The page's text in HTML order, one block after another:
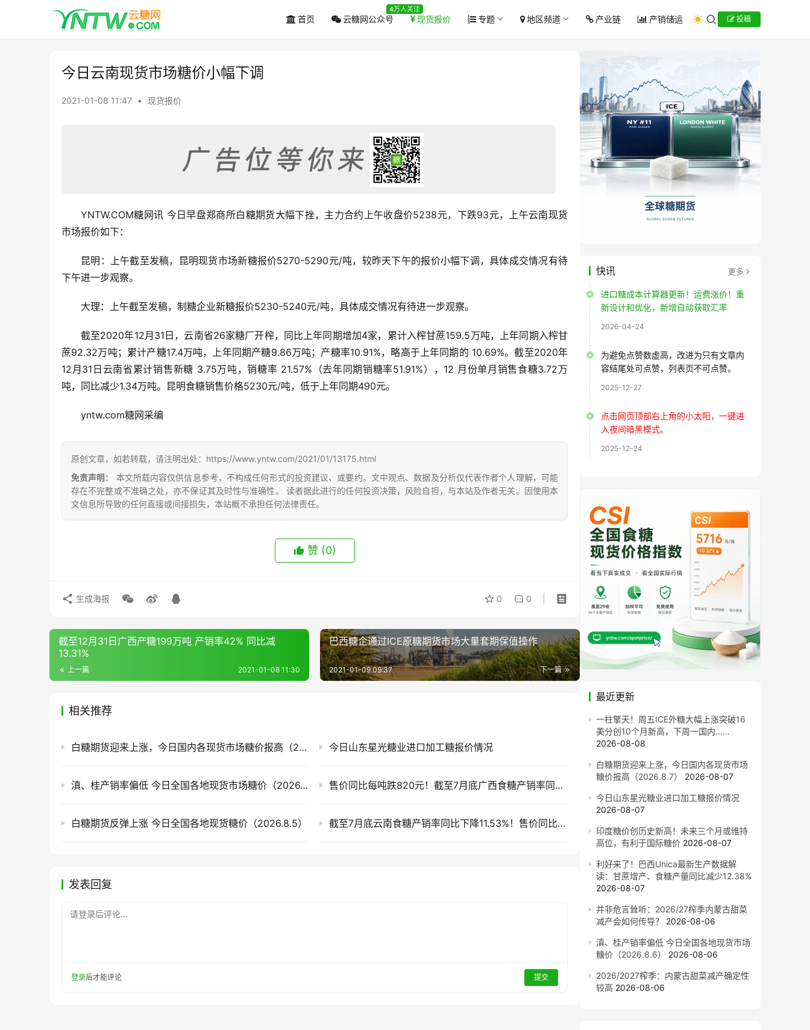
首页 云糖网公众号
4万人关注
现货报价 专题 地区频道 产业链 产销储运 投稿
今日云南现货市场糖价小幅下调
2021-01-08 11:47 • 现货报价
YNTW.COM糖网讯 今日早盘郑商所白糖期货大幅下挫，主力合约上午收盘价5238元，下跌93元，上午云南现货
市场报价如下：
昆明：上午截至发稿，昆明现货市场新糖报价5270-5290元/吨，较昨天下午的报价小幅下调，具体成交情况有待
下午进一步观察。
大理：上午截至发稿，制糖企业新糖报价5230-5240元/吨，具体成交情况有待进一步观察。
截至2020年12月31日，云南省26家糖厂开榨，同比上年同期增加4家，累计入榨甘蔗159.5万吨，上年同期入榨甘
蔗92.32万吨；累计产糖17.4万吨，上年同期产糖9.86万吨；产糖率10.91%，略高于上年同期的 10.69%。截至2020年
12月31日云南省累计销售新糖 3.75万吨，销糖率 21.57%（去年同期销糖率51.91%），12 月份单月销售食糖3.72万
吨，同比减少1.34万吨。昆明食糖销售价格5230元/吨，低于上年同期490元。
yntw.com糖网采编
原创文章，如若转载，请注明出处：https://www.yntw.com/2021/01/13175.html
免责声明：
本文所载内容仅供信息参考，不构成任何形式的投资建议、或要约。文中观点、数据及分析仅代表作者个人理解，可能
存在不完整或不准确之处，亦不保证其及时性与准确性。 读者据此进行的任何投资决策，风险自担，与本站及作者无关。因使用本
文信息所导致的任何直接或间接损失，本站概不承担任何法律责任。
赞 (0)
0 0
生成海报
截至12月31日广西产糖199万吨 产销率42% 同比减
13.31%
上一篇 2021-01-08 11:30
巴西糖企通过ICE原糖期货市场大量套期保值操作
下一篇
2021-01-09 09:37
相关推荐
白糖期货迎来上涨，今日国内各现货市场糖价报高（2026.8.7） 今日山东星光糖业进口加工糖报价情况
滇、桂产销率偏低 今日全国各地现货市场糖价（2026.8.6） 售价同比每吨跌820元！截至7月底广西食糖产销率同比下降13.77%
白糖期货反弹上涨 今日全国各地现货糖价（2026.8.5） 截至7月底云南食糖产销率同比下降11.53%！售价同比下跌900元/吨
发表回复
请登录后评论...
登录后才能评论 提交
快讯 更多
进口糖成本计算器更新！运费涨价！重
新设计和优化，新增自动获取汇率
2026-04-24
为避免点赞数虚高，改进为只有文章内
容结尾处可点赞，列表页不可点赞。
2025-12-27
点击网页顶部右上角的小太阳，一键进
入夜间暗黑模式。
2025-12-24
最近更新
一柱擎天！周五ICE外糖大幅上涨突破16
美分创10个月新高，下周一国内……
2026-08-08
白糖期货迎来上涨，今日国内各现货市场
糖价报高（2026.8.7）
2026-08-07
今日山东星光糖业进口加工糖报价情况
2026-08-07
印度糖价创历史新高！未来三个月或维持
高位，有利于国际糖价 2026-08-07
利好来了！巴西Unica最新生产数据解
读：甘蔗增产、食糖产量同比减少12.38%
2026-08-07
并非危言耸听：2026/27榨季内蒙古甜菜
减产会如何传导？
2026-08-06
滇、桂产销率偏低 今日全国各地现货市场
糖价（2026.8.6）
2026-08-06
2026/2027榨季：内蒙古甜菜减产确定性
较高 2026-08-06